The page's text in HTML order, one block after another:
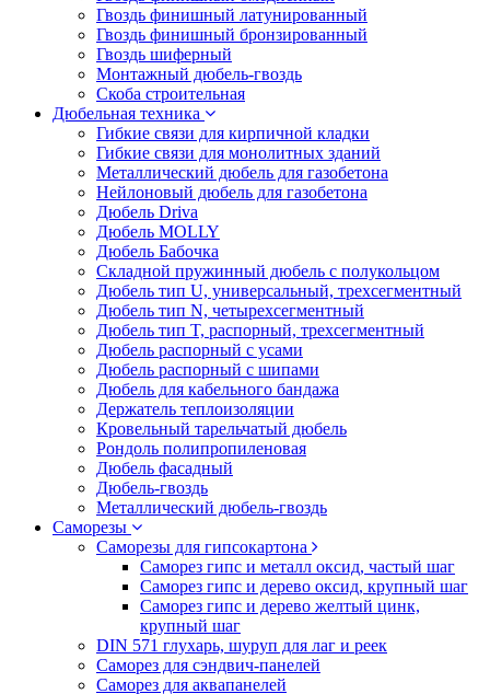
Гвоздь финишный латунированный
Гвоздь финишный бронзированный
Гвоздь шиферный
Монтажный дюбель-гвоздь
Скоба строительная
Дюбельная техника
Гибкие связи для кирпичной кладки
Гибкие связи для монолитных зданий
Металлический дюбель для газобетона
Нейлоновый дюбель для газобетона
Дюбель Driva
Дюбель MOLLY
Дюбель Бабочка
Складной пружинный дюбель с полукольцом
Дюбель тип U, универсальный, трехсегментный
Дюбель тип N, четырехсегментный
Дюбель тип T, распорный, трехсегментный
Дюбель распорный с усами
Дюбель распорный с шипами
Дюбель для кабельного бандажа
Держатель теплоизоляции
Кровельный тарельчатый дюбель
Рондоль полипропиленовая
Дюбель фасадный
Дюбель-гвоздь
Металлический дюбель-гвоздь
Саморезы
Саморезы для гипсокартона
Саморез гипс и металл оксид, частый шаг
Саморез гипс и дерево оксид, крупный шаг
Саморез гипс и дерево желтый цинк,
крупный шаг
DIN 571 глухарь, шуруп для лаг и реек
Саморез для сэндвич-панелей
Саморез для аквапанелей